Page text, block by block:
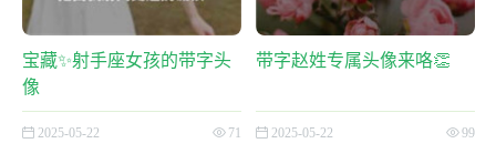
宝藏✨射手座女孩的带字头
像
2025-05-22 71
带字赵姓专属头像来咯👏
2025-05-22 99